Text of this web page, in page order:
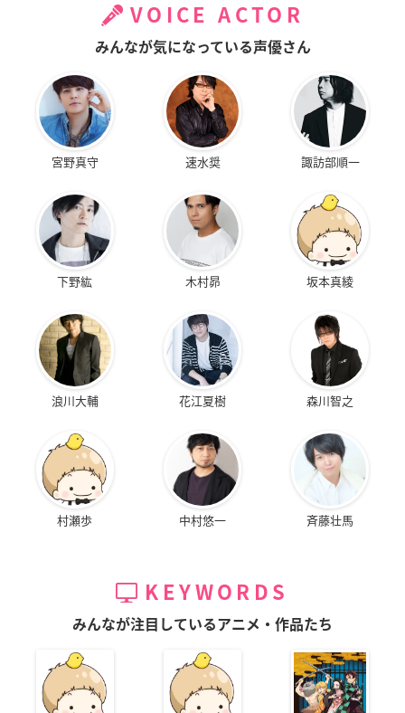
VOICE ACTOR
みんなが気になっている声優さん
宮野真守 速水奨 諏訪部順一
下野紘 木村昴 坂本真綾
浪川大輔 花江夏樹 森川智之
村瀬歩 中村悠一 斉藤壮馬
KEYWORDS
みんなが注目しているアニメ・作品たち